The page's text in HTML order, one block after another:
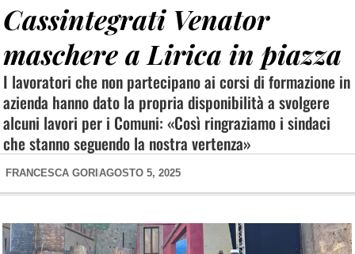
Cassintegrati Venator
maschere a Lirica in piazza
I lavoratori che non partecipano ai corsi di formazione in
azienda hanno dato la propria disponibilità a svolgere
alcuni lavori per i Comuni: «Così ringraziamo i sindaci
che stanno seguendo la nostra vertenza»
FRANCESCA GORI AGOSTO 5, 2025